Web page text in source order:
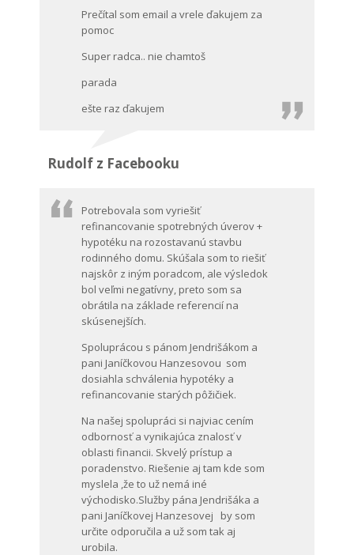
Prečítal som email a vrele ďakujem za
pomoc
Super radca.. nie chamtoš
parada
ešte raz ďakujem
Rudolf z Facebooku
Potrebovala som vyriešiť
refinancovanie spotrebných úverov +
hypotéku na rozostavanú stavbu
rodinného domu. Skúšala som to riešiť
najskôr z iným poradcom, ale výsledok
bol veľmi negatívny, preto som sa
obrátila na základe referencií na
skúsenejších.
Spoluprácou s pánom Jendrišákom a
pani Janíčkovou Hanzesovou som
dosiahla schválenia hypotéky a
refinancovanie starých pôžičiek.
Na našej spolupráci si najviac cením
odbornosť a vynikajúca znalosť v
oblasti financii. Skvelý prístup a
poradenstvo. Riešenie aj tam kde som
myslela ,že to už nemá iné
východisko.Služby pána Jendrišáka a
pani Janíčkovej Hanzesovej by som
určite odporučila a už som tak aj
urobila.